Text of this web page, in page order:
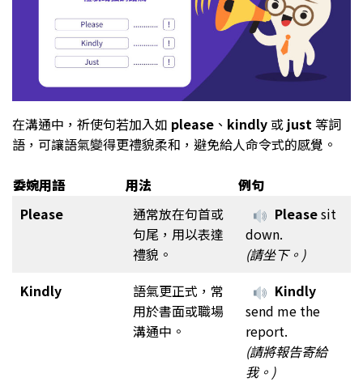
在溝通中，祈使句若加入如 please 、 kindly 或 just 等詞
語，可讓語氣變得更禮貌柔和，避免給人命令式的感覺。
委婉用語 用法
例句
Please
通常放在句首或
句尾，用以表達
禮貌。
Pleasesit
down.
(請坐下。)
Kindly
語氣更正式，常
用於書面或職場
溝通中。
Kindly
send me the
report.
(請將報告寄給
我。)